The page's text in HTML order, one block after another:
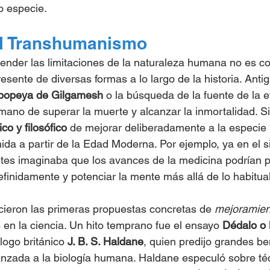
especie.
Transhumanismo
las limitaciones de la naturaleza humana no es
de diversas formas a lo largo de la historia.
de Gilgamesh o la búsqueda de la fuente de la
de superar la muerte y alcanzar la inmortalidad.
y filosófico de mejorar deliberadamente a la
a partir de la Edad Moderna. Por ejemplo, ya en el
imaginaba que los avances de la medicina podrían
y potenciar la mente más allá de lo
las primeras propuestas concretas de
la ciencia. Un hito temprano fue el ensayo Dédalo
británico J. B. S. Haldane, quien predijo grandes
a la biología humana. Haldane especuló sobre